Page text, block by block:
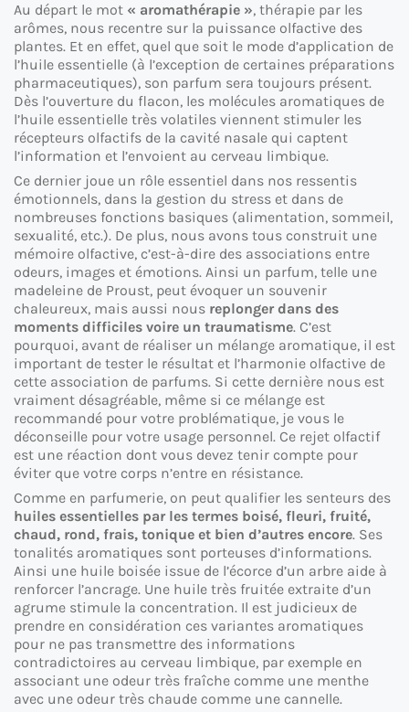
Au départ le mot « aromathérapie », thérapie par les
arômes, nous recentre sur la puissance olfactive des
plantes. Et en effet, quel que soit le mode d’application de
l’huile essentielle (à l’exception de certaines préparations
pharmaceutiques), son parfum sera toujours présent.
Dès l’ouverture du flacon, les molécules aromatiques de
l’huile essentielle très volatiles viennent stimuler les
récepteurs olfactifs de la cavité nasale qui captent
l’information et l’envoient au cerveau limbique.
Ce dernier joue un rôle essentiel dans nos ressentis
émotionnels, dans la gestion du stress et dans de
nombreuses fonctions basiques (alimentation, sommeil,
sexualité, etc.). De plus, nous avons tous construit une
mémoire olfactive, c’est-à-dire des associations entre
odeurs, images et émotions. Ainsi un parfum, telle une
madeleine de Proust, peut évoquer un souvenir
chaleureux, mais aussi nous replonger dans des
moments difficiles voire un traumatisme. C’est
pourquoi, avant de réaliser un mélange aromatique, il est
important de tester le résultat et l’harmonie olfactive de
cette association de parfums. Si cette dernière nous est
vraiment désagréable, même si ce mélange est
recommandé pour votre problématique, je vous le
déconseille pour votre usage personnel. Ce rejet olfactif
est une réaction dont vous devez tenir compte pour
éviter que votre corps n’entre en résistance.
Comme en parfumerie, on peut qualifier les senteurs des
huiles essentielles par les termes boisé, fleuri, fruité,
chaud, rond, frais, tonique et bien d’autres encore. Ses
tonalités aromatiques sont porteuses d’informations.
Ainsi une huile boisée issue de l’écorce d’un arbre aide à
renforcer l’ancrage. Une huile très fruitée extraite d’un
agrume stimule la concentration. Il est judicieux de
prendre en considération ces variantes aromatiques
pour ne pas transmettre des informations
contradictoires au cerveau limbique, par exemple en
associant une odeur très fraîche comme une menthe
avec une odeur très chaude comme une cannelle.